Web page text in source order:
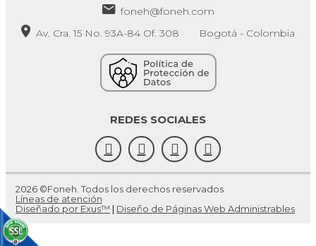
foneh@foneh.com
Av. Cra. 15 No. 93A-84 Of. 308 Bogotá - Colombia
REDES SOCIALES
2026 ©Foneh. Todos los derechos reservados
Líneas de atención
Diseñado por Exus™ | Diseño de Páginas Web Administrables